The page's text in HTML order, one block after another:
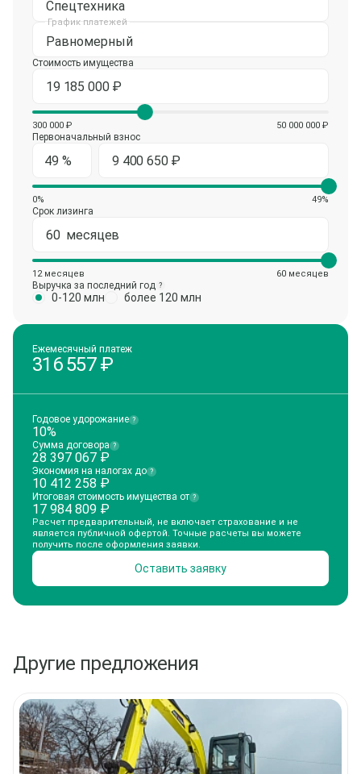
Спецтехника
Равномерный
График платежей
Стоимость имущества
300 000 ₽ 50 000 000 ₽
Первоначальный взнос
0% 49%
Срок лизинга
12 месяцев 60 месяцев
Выручка за последний год ?
0-120 млн более 120 млн
Ежемесячный платеж
316 557₽
Годовое удорожание ?
10%
Сумма договора ?
28 397 067 ₽
Экономия на налогах до ?
10 412 258 ₽
Итоговая стоимость имущества от ?
17 984 809 ₽
Расчет предварительный, не включает страхование и не
является публичной офертой. Точные расчеты вы можете
получить после оформления заявки.
Оставить заявку
Другие предложения